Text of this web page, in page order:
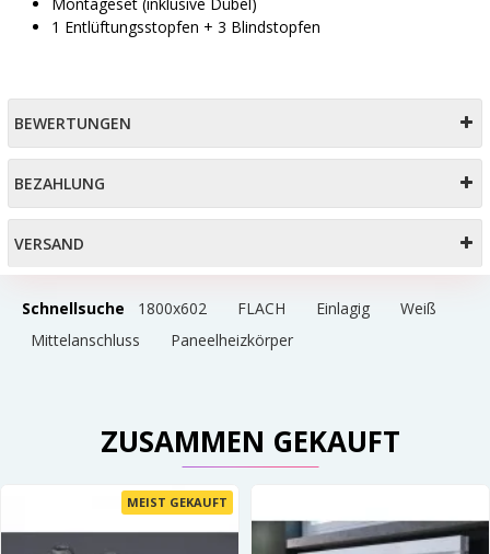
1 Entlüftungsstopfen + 3 Blindstopfen
BEWERTUNGEN
BEZAHLUNG
VERSAND
Schnellsuche 1800x602 FLACH Einlagig
Weiß
Mittelanschluss
Paneelheizkörper
ZUSAMMEN GEKAUFT
MEIST GEKAUFT